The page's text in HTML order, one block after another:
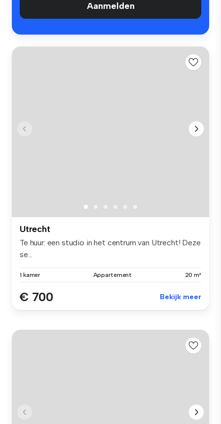
Aanmelden
Utrecht
Te huur: een studio in het centrum van Utrecht! Deze
se...
1 kamer Appartement 20 m²
€ 700 Bekijk meer